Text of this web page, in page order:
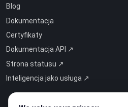
Blog
Dokumentacja
Certyfikaty
Dokumentacja API ↗
Strona statusu ↗
Inteligencja jako usługa ↗